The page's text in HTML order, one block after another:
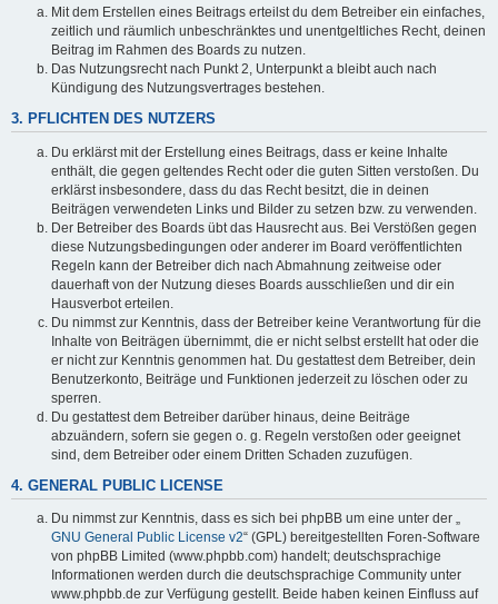
Mit dem Erstellen eines Beitrags erteilst du dem Betreiber ein einfaches,
zeitlich und räumlich unbeschränktes und unentgeltliches Recht, deinen
Beitrag im Rahmen des Boards zu nutzen.
Das Nutzungsrecht nach Punkt 2, Unterpunkt a bleibt auch nach
Kündigung des Nutzungsvertrages bestehen.
3. PFLICHTEN DES NUTZERS
Du erklärst mit der Erstellung eines Beitrags, dass er keine Inhalte
enthält, die gegen geltendes Recht oder die guten Sitten verstoßen. Du
erklärst insbesondere, dass du das Recht besitzt, die in deinen
Beiträgen verwendeten Links und Bilder zu setzen bzw. zu verwenden.
Der Betreiber des Boards übt das Hausrecht aus. Bei Verstößen gegen
diese Nutzungsbedingungen oder anderer im Board veröffentlichten
Regeln kann der Betreiber dich nach Abmahnung zeitweise oder
dauerhaft von der Nutzung dieses Boards ausschließen und dir ein
Hausverbot erteilen.
Du nimmst zur Kenntnis, dass der Betreiber keine Verantwortung für die
Inhalte von Beiträgen übernimmt, die er nicht selbst erstellt hat oder die
er nicht zur Kenntnis genommen hat. Du gestattest dem Betreiber, dein
Benutzerkonto, Beiträge und Funktionen jederzeit zu löschen oder zu
sperren.
Du gestattest dem Betreiber darüber hinaus, deine Beiträge
abzuändern, sofern sie gegen o. g. Regeln verstoßen oder geeignet
sind, dem Betreiber oder einem Dritten Schaden zuzufügen.
4. GENERAL PUBLIC LICENSE
Du nimmst zur Kenntnis, dass es sich bei phpBB um eine unter der „
GNU General Public License v2“ (GPL) bereitgestellten Foren-Software
von phpBB Limited (www.phpbb.com) handelt; deutschsprachige
Informationen werden durch die deutschsprachige Community unter
www.phpbb.de zur Verfügung gestellt. Beide haben keinen Einfluss auf